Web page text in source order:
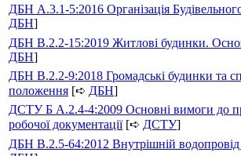
ДБН А.3.1-5:2016 Організація
ДБН]
ДБН В.2.2-15:2019 Житлові будинки.
ДБН]
ДБН В.2.2-9:2018 Громадські будинки та
положення [➪ ДБН]
ДСТУ Б А.2.4-4:2009 Основні вимоги до
робочої документації[➪ ДСТУ]
ДБН В.2.5-64:2012 Внутрішній водопровід